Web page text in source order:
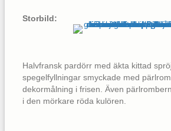
Storbild:
Halvfransk pardörr med äkta kittad
spegelfyllningar smyckade med
dekormålning i frisen. Även
i den mörkare röda kulören.